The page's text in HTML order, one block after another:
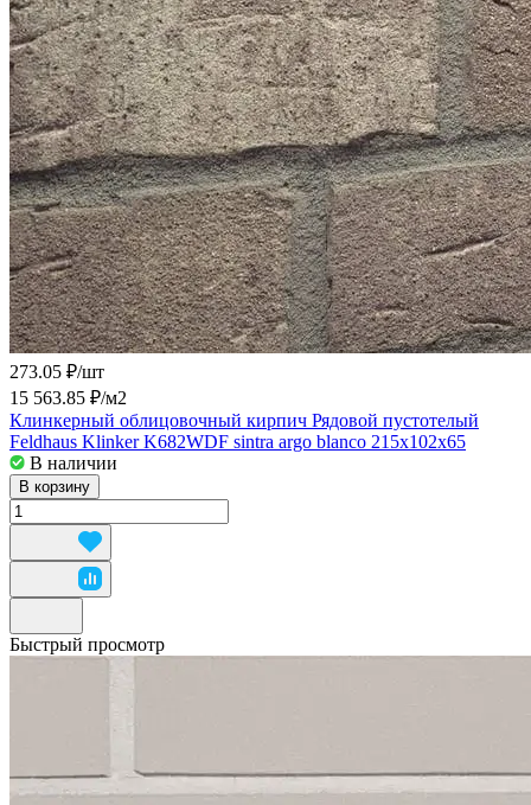
273.05 ₽/шт
15 563.85 ₽/м2
Клинкерный облицовочный кирпич Рядовой пустотелый
Feldhaus Klinker K682WDF sintra argo blanco 215x102x65
В наличии
В корзину
Быстрый просмотр